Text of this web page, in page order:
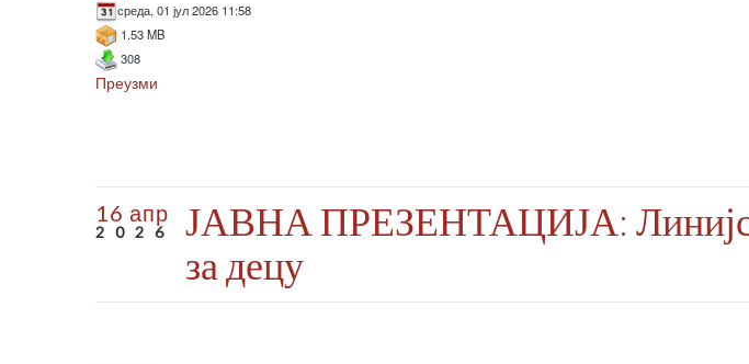
среда, 01 јул 2026 11:58
1.53 MB
308
Преузми
16 апр
2026
ЈАВНА ПРЕЗЕНТАЦИЈА:
за децу